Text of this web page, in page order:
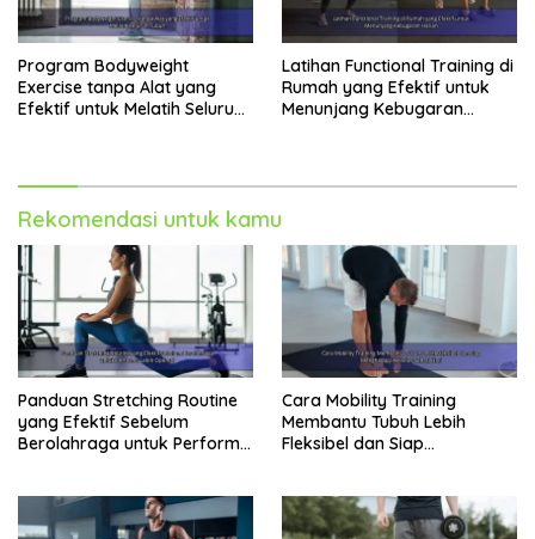
Program Bodyweight
Exercise tanpa Alat yang
Efektif untuk Melatih Seluruh
Latihan Functional Training di
Rumah yang Efektif untuk
Menunjang Kebugaran
Rekomendasi untuk kamu
Panduan Stretching Routine
yang Efektif Sebelum
Berolahraga untuk Performa
Cara Mobility Training
Membantu Tubuh Lebih
Fleksibel dan Siap